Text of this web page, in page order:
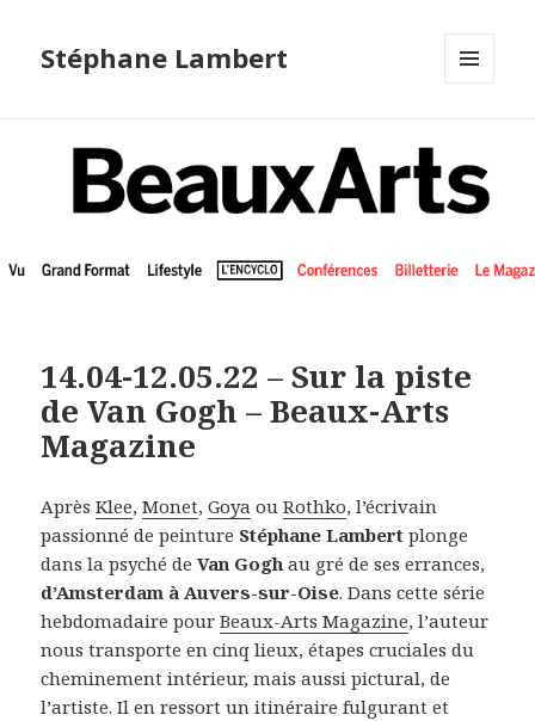
Stéphane Lambert
14.04-12.05.22 – Sur la piste
de Van Gogh – Beaux-Arts
Magazine
AprèsKlee,Monet,Goya ouRothko, l’écrivain
passionné de peinture Stéphane Lambertplonge
dans la psyché deVan Gogh au gré de ses errances,
d’Amsterdam à Auvers-sur-Oise. Dans cette série
hebdomadaire pourBeaux-Arts Magazine, l’auteur
nous transporte en cinq lieux, étapes cruciales du
cheminement intérieur, mais aussi pictural, de
l’artiste. Il en ressort un itinéraire fulgurant et